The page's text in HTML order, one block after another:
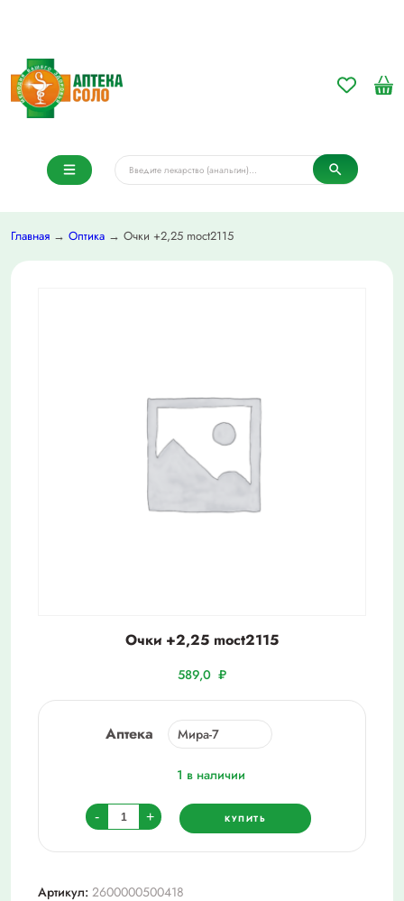
Главная → Оптика → Очки +2,25 moct2115
Очки +2,25 moct2115
589,0 ₽
Аптека
1 в наличии
-
Количество
товара
Очки
+ КУПИТЬ
Артикул: 2600000500418